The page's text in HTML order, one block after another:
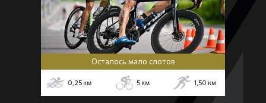
Осталось мало слотов
0,25 км 5 км 1,50 км